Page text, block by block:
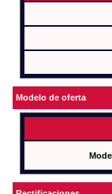
Modelo de oferta